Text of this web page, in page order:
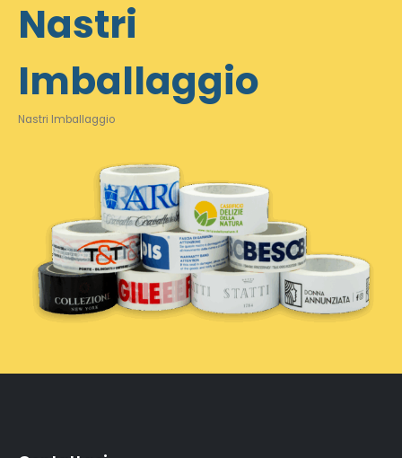
Nastri
Imballaggio
Nastri Imballaggio